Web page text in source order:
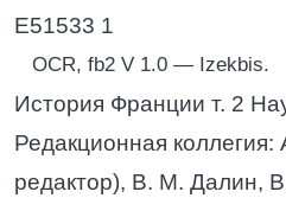
E51533 1
OCR, fb2 V 1.0 — Izekbis.
История Франции т. 2
Редакционная
редактор), В. М. Далин,